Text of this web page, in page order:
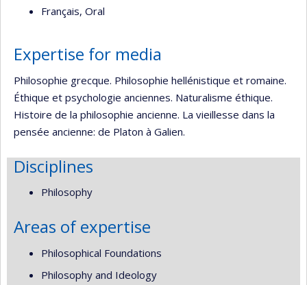
Français, Oral
Expertise for media
Philosophie grecque. Philosophie hellénistique et romaine.
Éthique et psychologie anciennes. Naturalisme éthique.
Histoire de la philosophie ancienne. La vieillesse dans la
pensée ancienne: de Platon à Galien.
Disciplines
Philosophy
Areas of expertise
Philosophical Foundations
Philosophy and Ideology